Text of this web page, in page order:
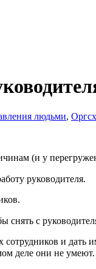
людьми,
(и у
снять с
сотрудников и
деле они не